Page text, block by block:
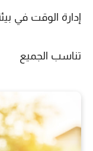
إدارة الوقت في
تناسب الجميع